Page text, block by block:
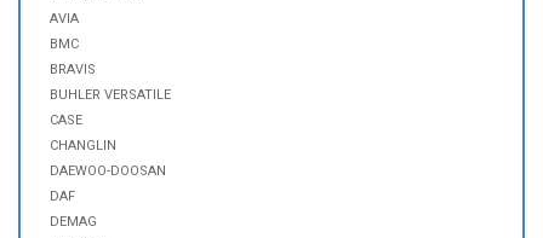
AVIA
BMC
BRAVIS
BUHLER VERSATILE
CASE
CHANGLIN
DAEWOO-DOOSAN
DAF
DEMAG